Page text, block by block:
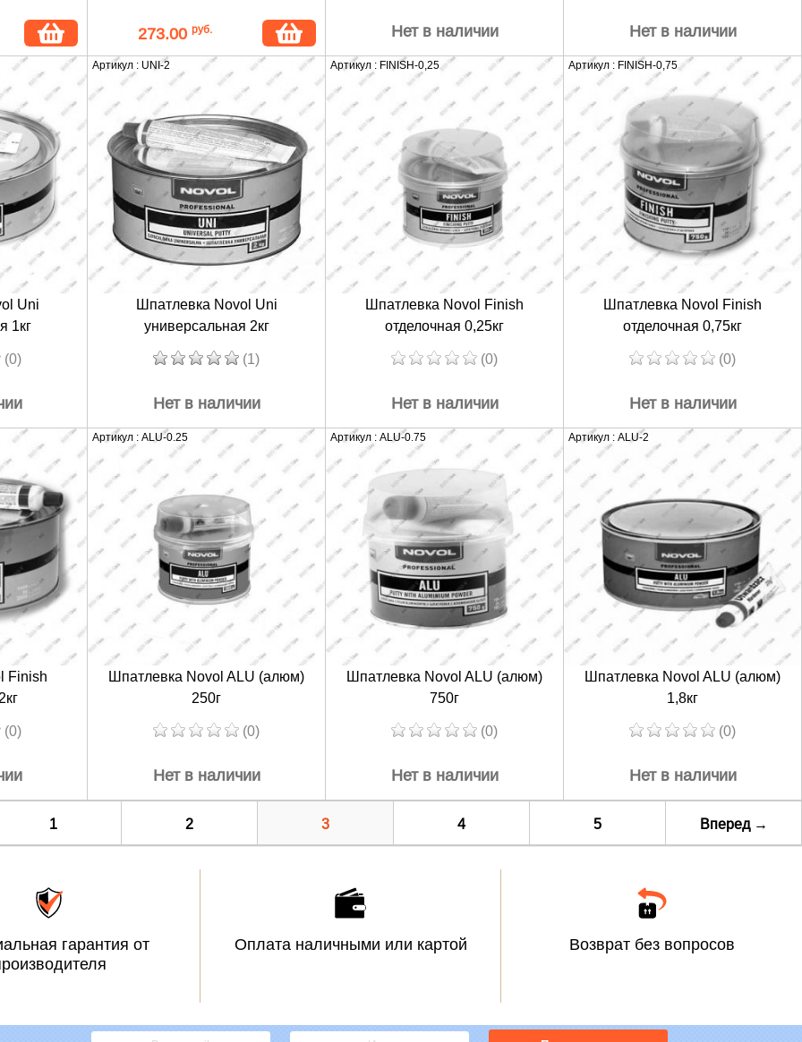
273.00 руб. Нет в наличии Нет в наличии
Uni
1кг
(0)
Артикул : UNI-2
Шпатлевка Novol Uni
универсальная 2кг
(1)
Нет в наличии
Артикул : FINISH-0,25
Шпатлевка Novol Finish
отделочная 0,25кг
(0)
Нет в наличии
Артикул : FINISH-0,75
Шпатлевка Novol Finish
отделочная 0,75кг
(0)
Нет в наличии
Finish
(0)
Артикул : ALU-0.25
Шпатлевка Novol ALU (алюм)
250г
(0)
Нет в наличии
Артикул : ALU-0.75
Шпатлевка Novol ALU (алюм)
750г
(0)
Нет в наличии
Артикул : ALU-2
Шпатлевка Novol ALU (алюм)
1,8кг
(0)
Нет в наличии
1 2 3 4 5 Вперед →
гарантия от
Оплата наличными или картой Возврат без вопросов